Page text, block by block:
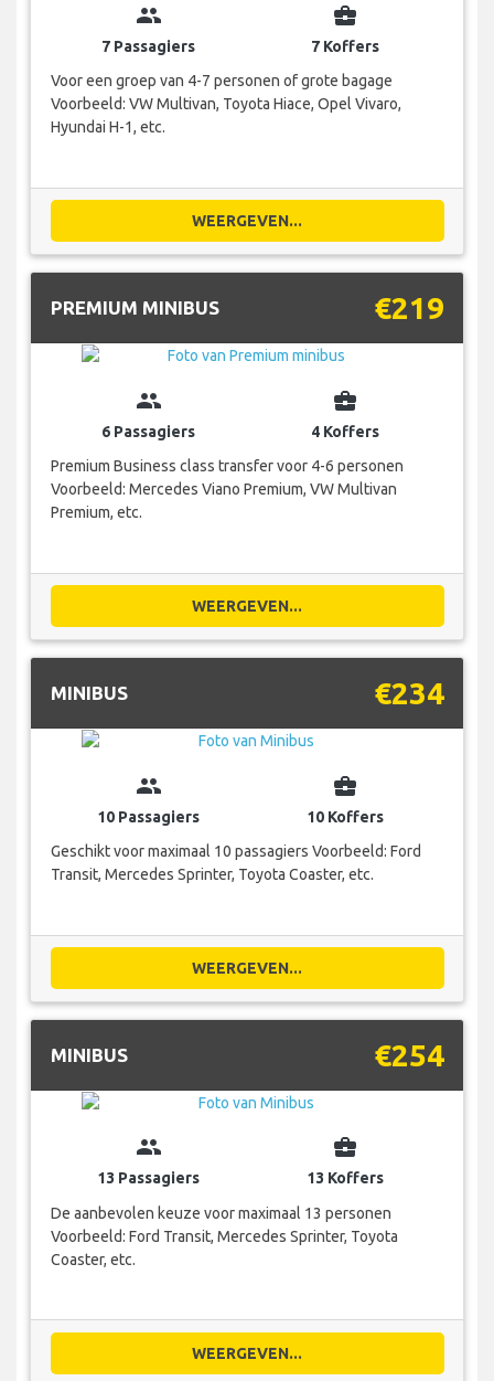
group
7 Passagiers
business_center
7 Koffers
Voor een groep van 4-7 personen of grote bagage
Voorbeeld: VW Multivan, Toyota Hiace, Opel Vivaro,
Hyundai H-1, etc.
WEERGEVEN...
PREMIUM MINIBUS €219
group
6 Passagiers
business_center
4 Koffers
Premium Business class transfer voor 4-6 personen
Voorbeeld: Mercedes Viano Premium, VW Multivan
Premium, etc.
WEERGEVEN...
MINIBUS €234
group
10 Passagiers
business_center
10 Koffers
Geschikt voor maximaal 10 passagiers Voorbeeld: Ford
Transit, Mercedes Sprinter, Toyota Coaster, etc.
WEERGEVEN...
MINIBUS €254
group
13 Passagiers
business_center
13 Koffers
De aanbevolen keuze voor maximaal 13 personen
Voorbeeld: Ford Transit, Mercedes Sprinter, Toyota
Coaster, etc.
WEERGEVEN...